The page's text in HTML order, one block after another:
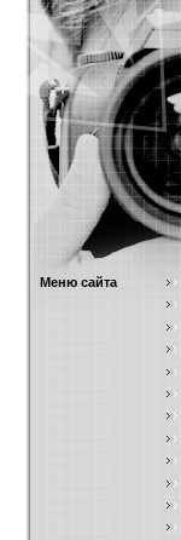
Меню сайта